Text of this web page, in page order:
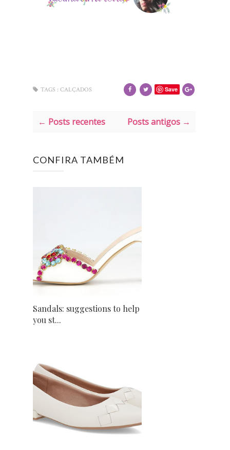
Save
TAGS : CALÇADOS
← Posts recentes Posts antigos →
CONFIRA TAMBÉM
Sandals: suggestions to help
you st...